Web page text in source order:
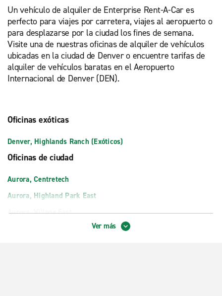
Un vehículo de alquiler de Enterprise Rent-A-Car es
perfecto para viajes por carretera, viajes al aeropuerto o
para desplazarse por la ciudad los fines de semana.
Visite una de nuestras oficinas de alquiler de vehículos
ubicadas en la ciudad de Denver o encuentre tarifas de
alquiler de vehículos baratas en el Aeropuerto
Internacional de Denver (DEN).
Oficinas exóticas
Denver, Highlands Ranch (Exóticos)
Oficinas de ciudad
Aurora, Centretech
Aurora, Highland Park East
Aurora, Village East
Ver más